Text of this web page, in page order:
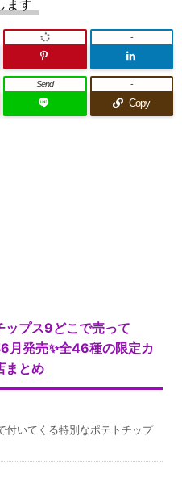
ます
-
Send
Copy
-
ップス9どこで売って
月発売✨全46種の限定カ
まとめ
付いてくる特別なポテトチップ